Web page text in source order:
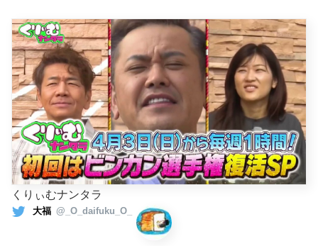
くりぃむナンタラ
大福 @_O_daifuku_O_